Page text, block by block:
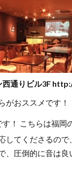
通りビル3F
がおススメです！
す！ こちらは福岡
してくださるの
、圧倒的に音は